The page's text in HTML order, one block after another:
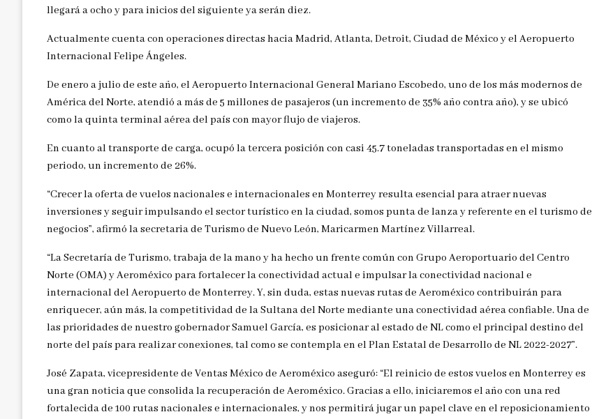
llegará a ocho y para inicios del siguiente ya serán diez.
Actualmente cuenta con operaciones directas hacia Madrid, Atlanta, Detroit, Ciudad de México y el Aeropuerto
Internacional Felipe Ángeles.
De enero a julio de este año, el Aeropuerto Internacional General Mariano Escobedo, uno de los más modernos de
América del Norte, atendió a más de 5 millones de pasajeros (un incremento de 35% año contra año), y se ubicó
como la quinta terminal aérea del país con mayor flujo de viajeros.
En cuanto al transporte de carga, ocupó la tercera posición con casi 45.7 toneladas transportadas en el mismo
periodo, un incremento de 26%.
“Crecer la oferta de vuelos nacionales e internacionales en Monterrey resulta esencial para atraer nuevas
inversiones y seguir impulsando el sector turístico en la ciudad, somos punta de lanza y referente en el turismo de
negocios”, afirmó la secretaria de Turismo de Nuevo León, Maricarmen Martínez Villarreal.
“La Secretaría de Turismo, trabaja de la mano y ha hecho un frente común con Grupo Aeroportuario del Centro
Norte (OMA) y Aeroméxico para fortalecer la conectividad actual e impulsar la conectividad nacional e
internacional del Aeropuerto de Monterrey. Y, sin duda, estas nuevas rutas de Aeroméxico contribuirán para
enriquecer, aún más, la competitividad de la Sultana del Norte mediante una conectividad aérea confiable. Una de
las prioridades de nuestro gobernador Samuel García, es posicionar al estado de NL como el principal destino del
norte del país para realizar conexiones, tal como se contempla en el Plan Estatal de Desarrollo de NL 2022-2027”.
José Zapata, vicepresidente de Ventas México de Aeroméxico aseguró: “El reinicio de estos vuelos en Monterrey es
una gran noticia que consolida la recuperación de Aeroméxico. Gracias a ello, iniciaremos el año con una red
fortalecida de 100 rutas nacionales e internacionales, y nos permitirá jugar un papel clave en el reposicionamiento